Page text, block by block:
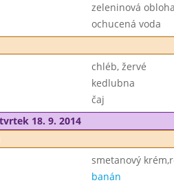
zeleninová
ochucená voda
chléb, žervé
kedlubna
čaj
18. 9. 2014
smetanový
banán